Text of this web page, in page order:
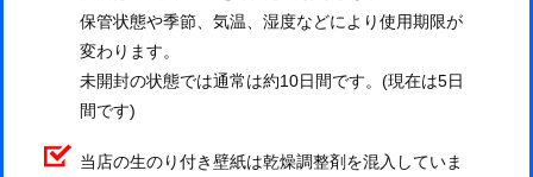
保管状態や季節、気温、湿度などにより使用期限が
変わります。
未開封の状態では通常は約10日間です。(現在は5日
間です)
当店の生のり付き壁紙は乾燥調整剤を混入していま